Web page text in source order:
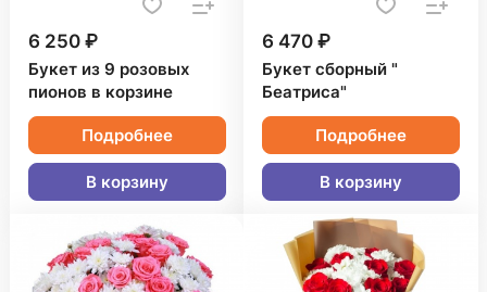
6 250 ₽
Букет из 9 розовых
пионов в корзине
Подробнее
В корзину
6 470 ₽
Букет сборный "
Беатриса"
Подробнее
В корзину